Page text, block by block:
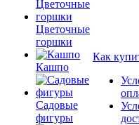
Цветочные
горшки
Кашпо
Садовые
фигуры
Как